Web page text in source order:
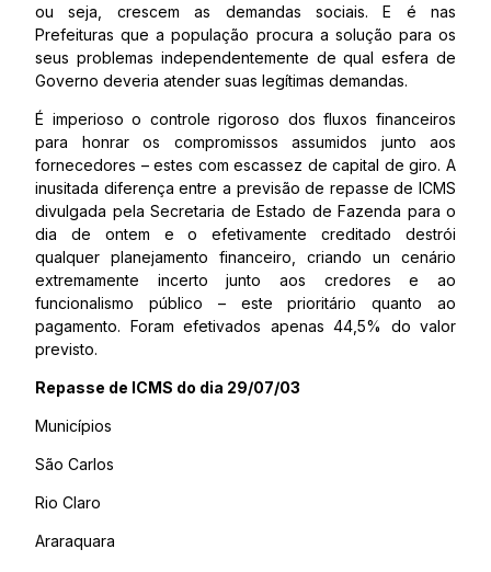
ou seja, crescem as demandas sociais. E é nas
Prefeituras que a população procura a solução para os
seus problemas independentemente de qual esfera de
Governo deveria atender suas legítimas demandas.
É imperioso o controle rigoroso dos fluxos financeiros
para honrar os compromissos assumidos junto aos
fornecedores – estes com escassez de capital de giro. A
inusitada diferença entre a previsão de repasse de ICMS
divulgada pela Secretaria de Estado de Fazenda para o
dia de ontem e o efetivamente creditado destrói
qualquer planejamento financeiro, criando un cenário
extremamente incerto junto aos credores e ao
funcionalismo público – este prioritário quanto ao
pagamento. Foram efetivados apenas 44,5% do valor
previsto.
Repasse de ICMS do dia 29/07/03
Municípios
São Carlos
Rio Claro
Araraquara